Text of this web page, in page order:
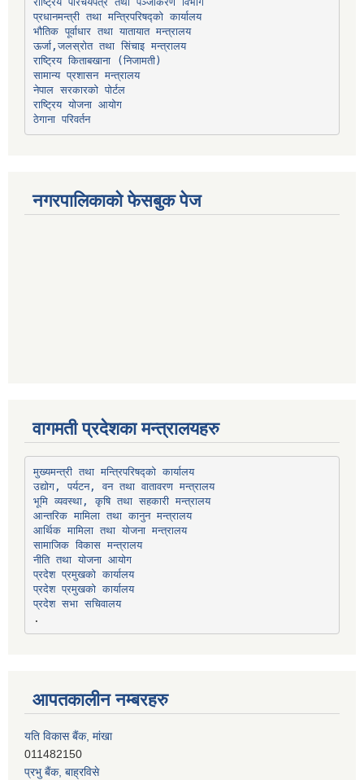
प्रधानमन्त्री तथा मन्त्रिपरिषद्को कार्यालय
भौतिक पूर्वाधार तथा यातायात मन्त्रालय
ऊर्जा,जलस्रोत तथा सिंचाइ मन्त्रालय
सामान्य प्रशासन मन्त्रालय
नेपाल सरकारको पोर्टल
राष्ट्रिय योजना आयोग
ठेगाना परिवर्तन
नगरपालिकाको फेसबुक पेज
वागमती प्रदेशका मन्त्रालयहरु
मुख्यमन्त्री तथा मन्त्रिपरिषद्को कार्यालय
उद्योग, पर्यटन, वन तथा वातावरण मन्त्रालय
भूमि व्यवस्था, कृषि तथा सहकारी मन्त्रालय
आन्तरिक मामिला तथा कानुन मन्त्रालय
आर्थिक मामिला तथा योजना मन्त्रालय
सामाजिक विकास मन्त्रालय
नीति तथा योजना आयोग
प्रदेश प्रमुखको कार्यालय
प्रदेश प्रमुखको कार्यालय
प्रदेश सभा सचिवालय
आपतकालीन नम्बरहरु
यति विकास बैंक, मांखा
011482150
प्रभु बैंक, बाह्रविसे